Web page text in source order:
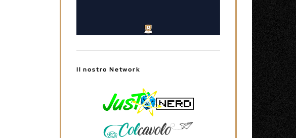
Il nostro Network